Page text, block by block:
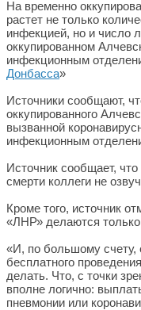
На временно
растет не только
инфекцией, но и число
оккупированном
инфекционным
Донбасса»
Источники сообщают,
оккупированного
вызванной
инфекционным
Источник сообщает,
смерти коллеги не
Кроме того, источник
«ЛНР» делаются только
«И, по большому счету,
бесплатного
делать. Что, с точки
вполне логично:
пневмонии или